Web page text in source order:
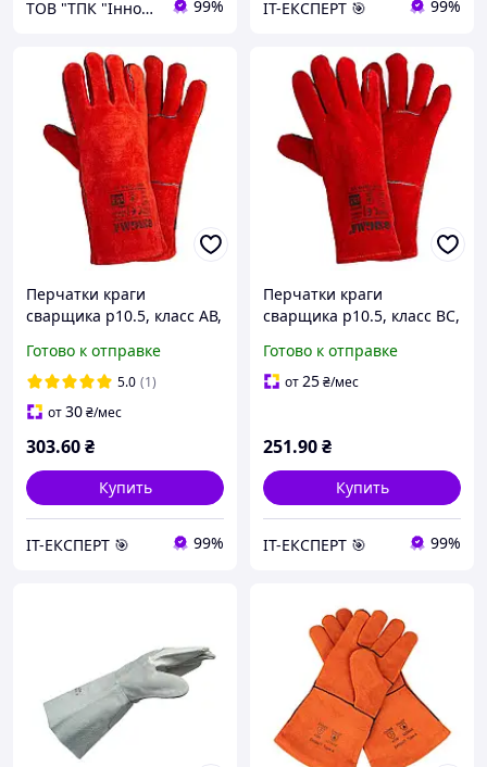
ТОВ "ТПК "Інноваційні Промислові Технології" 99% ІТ-ЕКСПЕРТ 🎯 99%
Перчатки краги
сварщика р10.5, класс АВ,
SIGMA (9449341)
Готово к отправке
5.0 (1)
от30₴/мес
303.60₴
Купить
ІТ-ЕКСПЕРТ 🎯 99%
Перчатки краги
сварщика р10.5, класс ВС,
SIGMA (9449361)
Готово к отправке
от25₴/мес
251.90₴
Купить
ІТ-ЕКСПЕРТ 🎯 99%